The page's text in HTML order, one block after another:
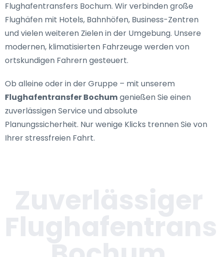
Flughafentransfers Bochum. Wir verbinden große
Flughäfen mit Hotels, Bahnhöfen, Business-Zentren
und vielen weiteren Zielen in der Umgebung. Unsere
modernen, klimatisierten Fahrzeuge werden von
ortskundigen Fahrern gesteuert.
Ob alleine oder in der Gruppe – mit unserem
Flughafentransfer Bochumgenießen Sie einen
zuverlässigen Service und absolute
Planungssicherheit. Nur wenige Klicks trennen Sie von
Ihrer stressfreien Fahrt.